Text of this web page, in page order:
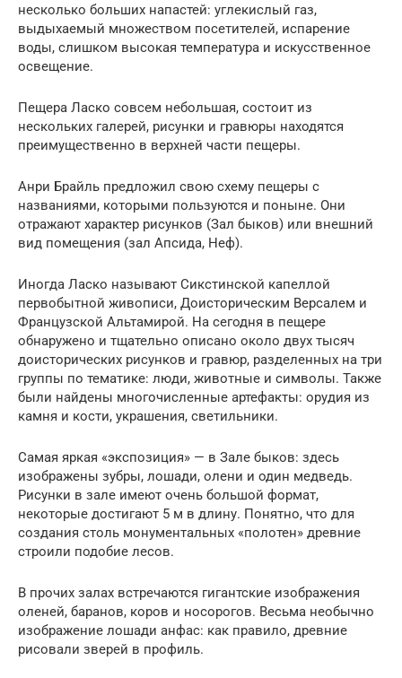
несколько больших напастей: углекислый газ,
выдыхаемый множеством посетителей, испарение
воды, слишком высокая температура и искусственное
освещение.
Пещера Ласко совсем небольшая, состоит из
нескольких галерей, рисунки и гравюры находятся
преимущественно в верхней части пещеры.
Анри Брайль предложил свою схему пещеры с
названиями, которыми пользуются и поныне. Они
отражают характер рисунков (Зал быков) или внешний
вид помещения (зал Апсида, Неф).
Иногда Ласко называют Сикстинской капеллой
первобытной живописи, Доисторическим Версалем и
Французской Альтамирой. На сегодня в пещере
обнаружено и тщательно описано около двух тысяч
доисторических рисунков и гравюр, разделенных на три
группы по тематике: люди, животные и символы. Также
были найдены многочисленные артефакты: орудия из
камня и кости, украшения, светильники.
Самая яркая «экспозиция» — в Зале быков: здесь
изображены зубры, лошади, олени и один медведь.
Рисунки в зале имеют очень большой формат,
некоторые достигают 5 м в длину. Понятно, что для
создания столь монументальных «полотен» древние
строили подобие лесов.
В прочих залах встречаются гигантские изображения
оленей, баранов, коров и носорогов. Весьма необычно
изображение лошади анфас: как правило, древние
рисовали зверей в профиль.